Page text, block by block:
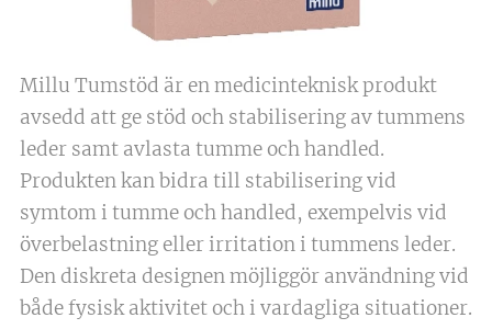
Millu Tumstöd är en medicinteknisk produkt
avsedd att ge stöd och stabilisering av tummens
leder samt avlasta tumme och handled.
Produkten kan bidra till stabilisering vid
symtom i tumme och handled, exempelvis vid
överbelastning eller irritation i tummens leder.
Den diskreta designen möjliggör användning vid
både fysisk aktivitet och i vardagliga situationer.